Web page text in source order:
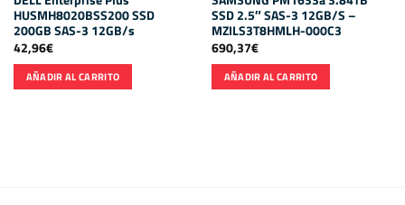
HUSMH8020BSS200 SSD
200GB SAS-3 12GB/s
42,96€
AÑADIR AL CARRITO
SSD 2.5″ SAS-3 12GB/S –
MZILS3T8HMLH-000C3
690,37€
AÑADIR AL CARRITO